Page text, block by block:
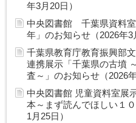
年3月20日）
中央図書館 千葉県資料
年」のお知らせ（2026年3
千葉県教育庁教育振興部
連携展示「千葉県の古墳
査～」のお知らせ（2026年
中央図書館 児童資料室展
本～まず読んでほしい１
1月25日）